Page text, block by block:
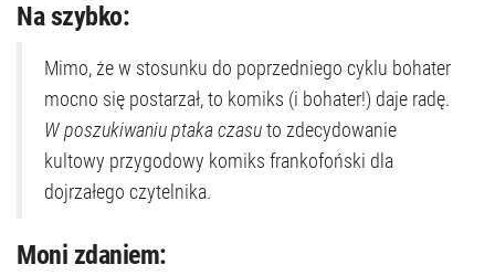
Na szybko:
Mimo, że w stosunku do poprzedniego cyklu bohater
mocno się postarzał, to komiks (i bohater!) daje radę.
W poszukiwaniu ptaka czasu to zdecydowanie
kultowy przygodowy komiks frankofoński dla
dojrzałego czytelnika.
Moni zdaniem: